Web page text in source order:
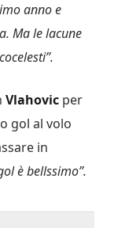
anno e
Ma le lacune
Vlahovic per
gol al volo
in
è bellssimo”.